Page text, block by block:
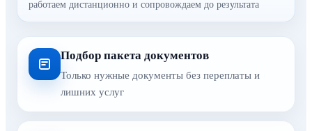
работаем дистанционно и сопровождаем до результата
Подбор пакета документов
Только нужные документы без переплаты и
лишних услуг